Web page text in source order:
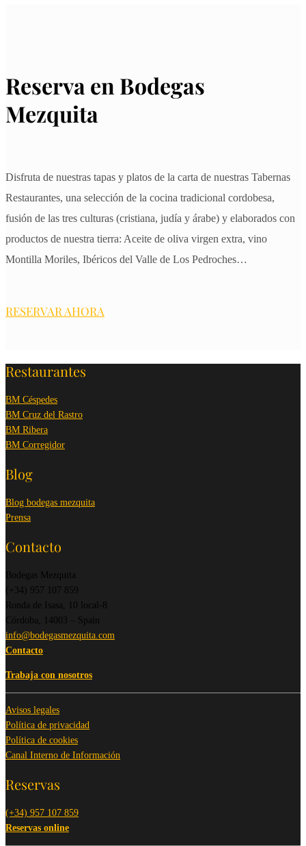
Reserva en Bodegas
Mezquita
Disfruta de nuestras tapas y platos de la carta de nuestras Tabernas
Restaurantes, una selección de la cocina tradicional cordobesa,
fusión de las tres culturas (cristiana, judía y árabe) y elaborados con
productos de nuestra tierra: Aceite de oliva virgen extra, vino
Montilla Moriles, Ibéricos del Valle de Los Pedroches…
RESERVAR AHORA
Restaurantes
BM Céspedes
BM Cruz del Rastro
BM Ribera
BM Corregidor
Blog
Blog bodegas mezquita
Prensa
Contacto
Bodegas Mezquita
(+34) 957 107 859
Ronda de Isasa, 10 local-8
Córdoba, 14003 – Spain
info@bodegasmezquita.com
Contacto
Trabaja con nosotros
Avisos legales
Política de privacidad
Política de cookies
Canal Interno de Información
Reservas
(+34) 957 107 859
Reservas online